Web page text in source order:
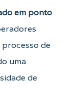
em ponto
de
uma
de